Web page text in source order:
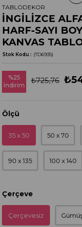
İNGİLİZCE
HARF-SAYI
KANVAS
(TD6935)
Stok Kodu
TABLODEKOR
%25
İndirim
₺725,76
Ölçü
35 x 50 50 x 70
90 x 135 100 x 140
Çerçeve
Çerçevesiz